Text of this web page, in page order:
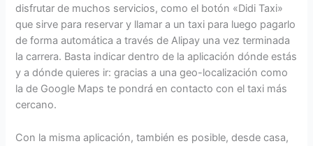
disfrutar de muchos servicios, como el botón «Didi Taxi»
que sirve para reservar y llamar a un taxi para luego pagarlo
de forma automática a través de Alipay una vez terminada
la carrera. Basta indicar dentro de la aplicación dónde estás
y a dónde quieres ir: gracias a una geo-localización como
la de Google Maps te pondrá en contacto con el taxi más
cercano.
Con la misma aplicación, también es posible, desde casa,